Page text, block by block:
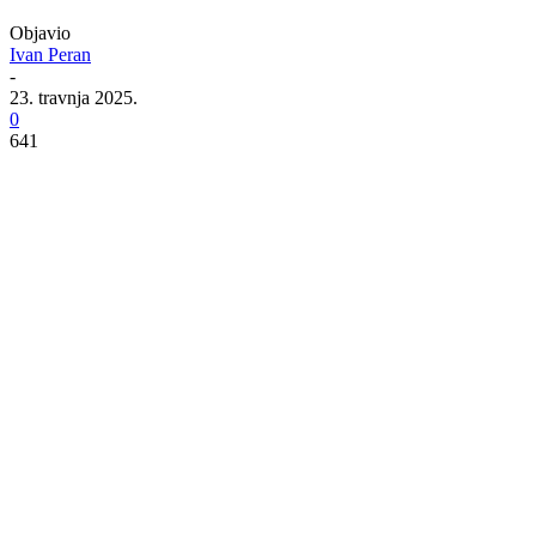
Objavio
Ivan Peran
-
23. travnja 2025.
0
641